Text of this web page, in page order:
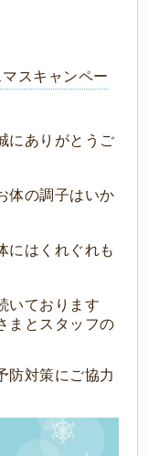
スキャンペー
にありがとうご
体の調子はいか
にはくれぐれも
いております
まとスタッフの
防対策にご協力